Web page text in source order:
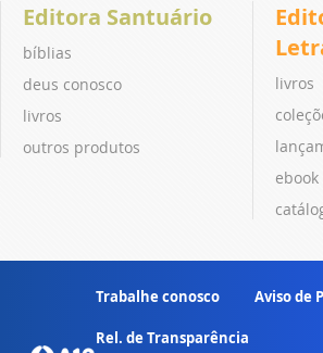
Editora Santuário
bíblias
deus conosco
livros
outros produtos
livros
ebook
Trabalhe conosco Aviso de
Rel. de Transparência